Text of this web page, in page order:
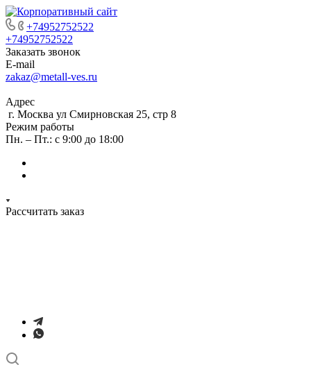
+74952752522
+74952752522
Заказать звонок
E-mail
zakaz@metall-ves.ru
Адрес
г. Москва ул Смирновская 25, стр 8
Режим работы
Пн. – Пт.: с 9:00 до 18:00
Рассчитать заказ